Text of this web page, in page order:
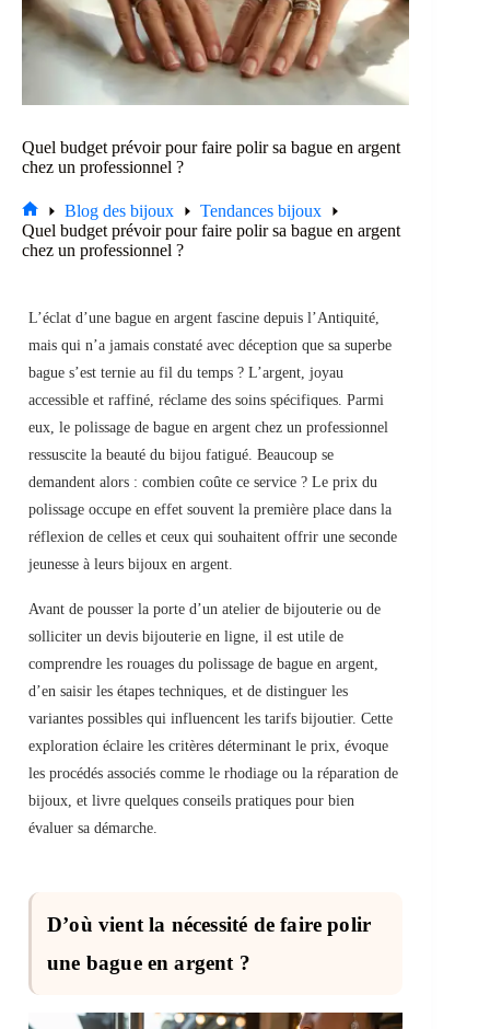
Quel budget prévoir pour faire polir sa bague en argent
chez un professionnel ?
Accueil
Blog des bijoux
Tendances bijoux
Quel budget prévoir pour faire polir sa bague en argent
chez un professionnel ?
L’éclat d’une bague en argent fascine depuis l’Antiquité,
mais qui n’a jamais constaté avec déception que sa superbe
bague s’est ternie au fil du temps ? L’argent, joyau
accessible et raffiné, réclame des soins spécifiques. Parmi
eux, le polissage de bague en argent chez un professionnel
ressuscite la beauté du bijou fatigué. Beaucoup se
demandent alors : combien coûte ce service ? Le prix du
polissage occupe en effet souvent la première place dans la
réflexion de celles et ceux qui souhaitent offrir une seconde
jeunesse à leurs bijoux en argent.
Avant de pousser la porte d’un atelier de bijouterie ou de
solliciter un devis bijouterie en ligne, il est utile de
comprendre les rouages du polissage de bague en argent,
d’en saisir les étapes techniques, et de distinguer les
variantes possibles qui influencent les tarifs bijoutier. Cette
exploration éclaire les critères déterminant le prix, évoque
les procédés associés comme le rhodiage ou la réparation de
bijoux, et livre quelques conseils pratiques pour bien
évaluer sa démarche.
D’où vient la nécessité de faire polir
une bague en argent ?